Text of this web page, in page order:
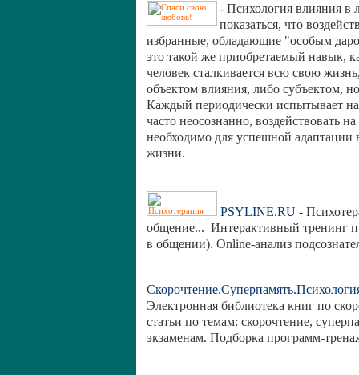
- Психология влияния в
показаться, что
избранные, обладающие "особым
это такой же приобретаемый навык,
человек сталкивается всю свою
объектом влияния, либо субъектом,
Каждый периодически испытывает
часто неосознанно, воздействовать
необходимо для успешной адаптации
жизни.
PSYLINE.RU -
общение... Интерактивный тренинг
в общении). Online-анализ
Электронная библиотека книг по
статьи по темам: скорочтение,
экзаменам. Подборка программ-